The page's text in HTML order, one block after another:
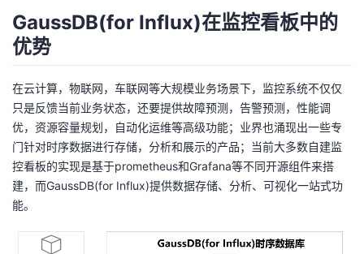
GaussDB(for Influx)在监控看板中的
优势
在云计算，物联网，车联网等大规模业务场景下，监控系统不仅仅
只是反馈当前业务状态，还要提供故障预测，告警预测，性能调
优，资源容量规划，自动化运维等高级功能；业界也涌现出一些专
门针对时序数据进行存储，分析和展示的产品；当前大多数自建监
控看板的实现是基于prometheus和Grafana等不同开源组件来搭
建，而GaussDB(for Influx)提供数据存储、分析、可视化一站式功
能。